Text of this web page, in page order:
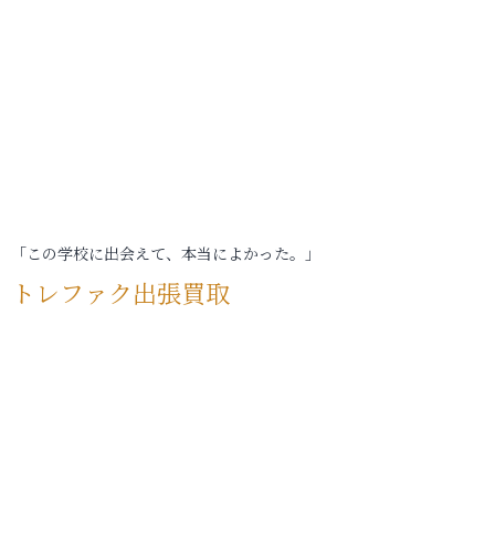
「この学校に出会えて、本当によかった。」
トレファク出張買取